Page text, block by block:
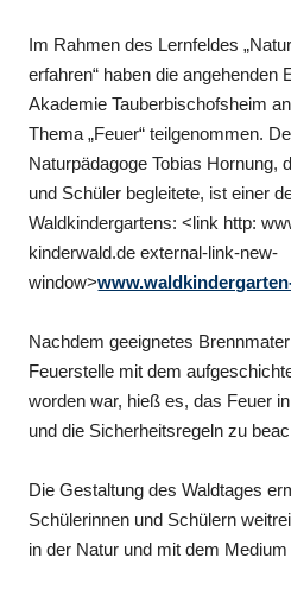
Im Rahmen des Lernfeldes
erfahren“ haben die angehenden
Akademie Tauberbischofsheim
Thema „Feuer“ teilgenommen.
Naturpädagoge Tobias Hornung,
und Schüler begleitete, ist einer
Waldkindergartens: <link http:
kinderwald.de external-link-new-
window>
Nachdem geeignetes
Feuerstelle mit dem
worden war, hieß es, das Feuer
und die Sicherheitsregeln zu
Die Gestaltung des Waldtages
Schülerinnen und Schülern
in der Natur und mit dem Medium